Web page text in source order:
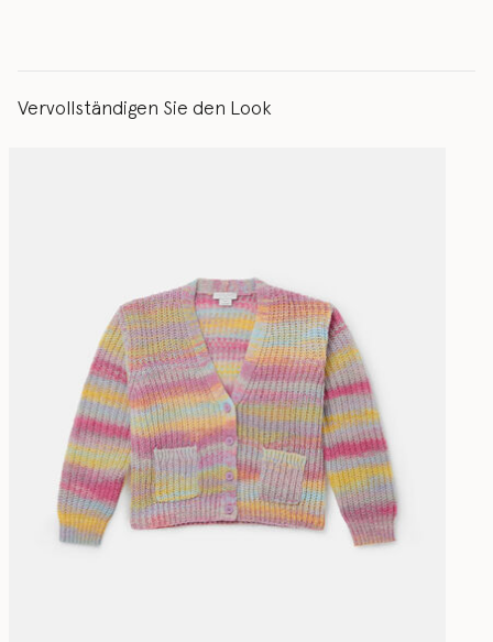
Vervollständigen Sie den Look